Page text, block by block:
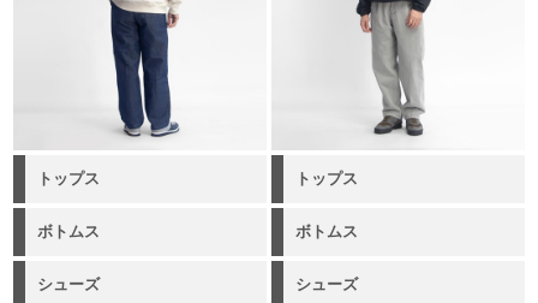
トップス トップス
ボトムス ボトムス
シューズ シューズ